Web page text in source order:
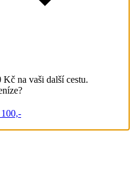
Kč na vaši další cestu.